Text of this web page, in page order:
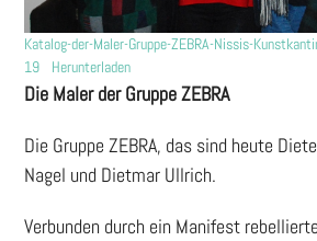
Katalog-der-Maler-Gruppe-ZEBRA-Nissis-
19
Herunterladen
Die Maler der Gruppe ZEBRA
Die Gruppe ZEBRA, das sind heute
Nagel und Dietmar Ullrich.
Verbunden durch ein Manifest